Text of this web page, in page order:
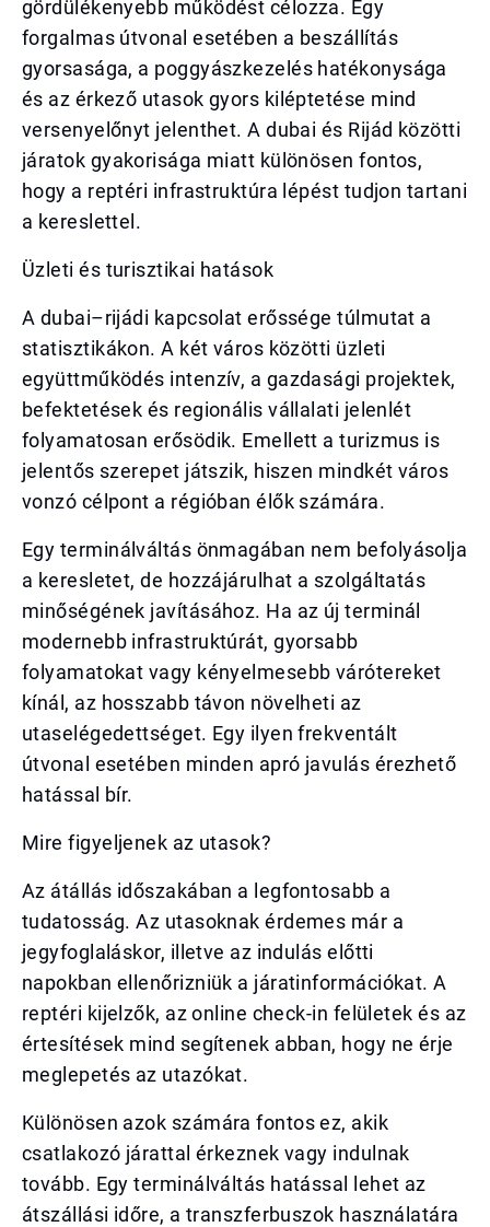
gördülékenyebb működést célozza. Egy
forgalmas útvonal esetében a beszállítás
gyorsasága, a poggyászkezelés hatékonysága
és az érkező utasok gyors kiléptetése mind
versenyelőnyt jelenthet. A dubai és Rijád közötti
járatok gyakorisága miatt különösen fontos,
hogy a reptéri infrastruktúra lépést tudjon tartani
a kereslettel.
Üzleti és turisztikai hatások
A dubai–rijádi kapcsolat erőssége túlmutat a
statisztikákon. A két város közötti üzleti
együttműködés intenzív, a gazdasági projektek,
befektetések és regionális vállalati jelenlét
folyamatosan erősödik. Emellett a turizmus is
jelentős szerepet játszik, hiszen mindkét város
vonzó célpont a régióban élők számára.
Egy terminálváltás önmagában nem befolyásolja
a keresletet, de hozzájárulhat a szolgáltatás
minőségének javításához. Ha az új terminál
modernebb infrastruktúrát, gyorsabb
folyamatokat vagy kényelmesebb várótereket
kínál, az hosszabb távon növelheti az
utaselégedettséget. Egy ilyen frekventált
útvonal esetében minden apró javulás érezhető
hatással bír.
Mire figyeljenek az utasok?
Az átállás időszakában a legfontosabb a
tudatosság. Az utasoknak érdemes már a
jegyfoglaláskor, illetve az indulás előtti
napokban ellenőrizniük a járatinformációkat. A
reptéri kijelzők, az online check-in felületek és az
értesítések mind segítenek abban, hogy ne érje
meglepetés az utazókat.
Különösen azok számára fontos ez, akik
csatlakozó járattal érkeznek vagy indulnak
tovább. Egy terminálváltás hatással lehet az
átszállási időre, a transzferbuszok használatára